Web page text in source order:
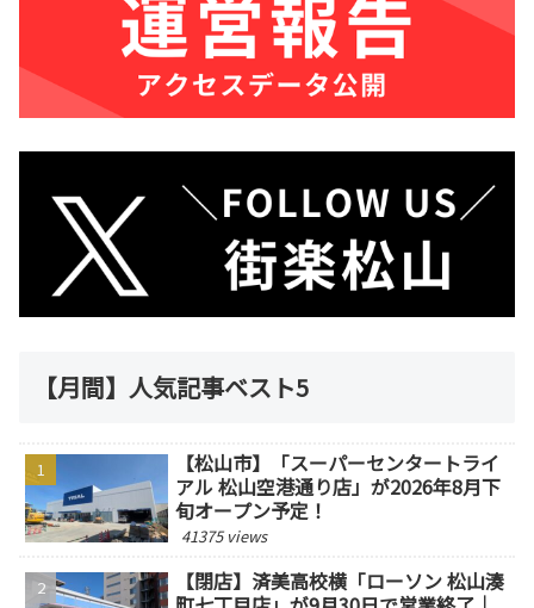
【月間】人気記事ベスト5
【松山市】「スーパーセンタートライ
アル 松山空港通り店」が2026年8月下
旬オープン予定！
41375 views
【閉店】済美高校横「ローソン 松山湊